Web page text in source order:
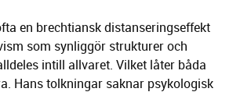
en brechtiansk distanseringseffekt
som synliggör strukturer och
intill allvaret. Vilket låter båda
Hans tolkningar saknar psykologisk